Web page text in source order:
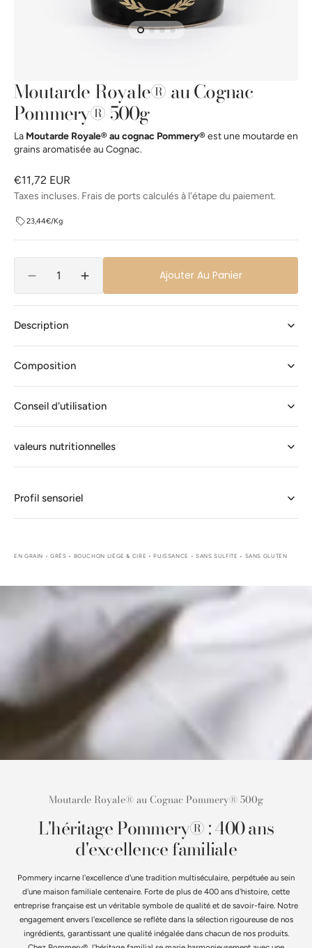
vue
de
Moutarde Royale® au Cognac
Pommery® 500g
La Moutarde Royale® au cognac Pommery®est une moutarde en
grains aromatisée au Cognac.
Prix
habituel
€11,72 EUR
Taxes incluses. Frais de ports calculés à l'étape du paiement.
23,44€/Kg
Réduire
la
de
au
Cognac
Pommery®
500g
Augmenter
la
Cognac
Pommery®
500g
Ajouter Au Panier
Description
Composition
Conseil d'utilisation
valeurs nutritionnelles
Profil sensoriel
EN GRAIN • GRÈS • BOUCHON LIÈGE & CIRE • PUISSANCE • SANS SULFITE • SANS GLUTEN
Moutarde Royale® au Cognac Pommery® 500g
L'héritage Pommery® : 400 ans
d'excellence familiale
Pommery incarne l'excellence d'une tradition multiséculaire, perpétuée au sein
d'une maison familiale centenaire. Forte de plus de 400 ans d'histoire, cette
entreprise française est un véritable symbole de qualité et de savoir-faire. Notre
engagement envers l'excellence se reflète dans la sélection rigoureuse de nos
ingrédients, garantissant une qualité inégalée dans chacun de nos produits.